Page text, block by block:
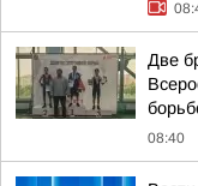
Две
08:40